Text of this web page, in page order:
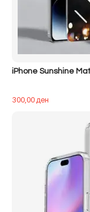
iPhone Sunshine
300,00ден